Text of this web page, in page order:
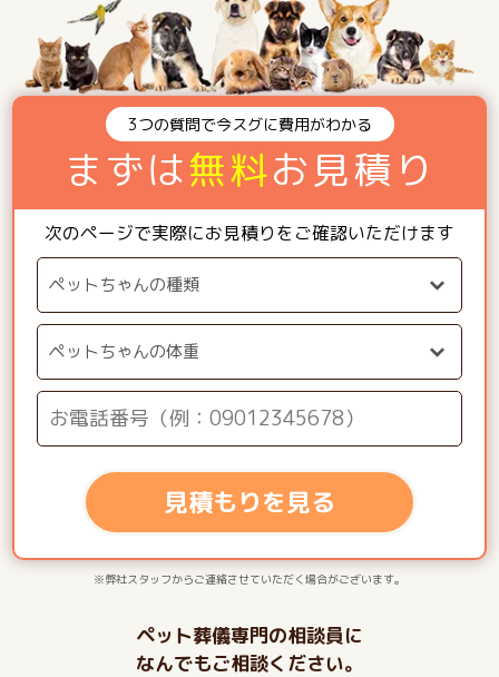
3つの質問で今スグに費用がわかる
まずは無料お見積り
次のページで実際にお見積りをご確認いただけます
見積もりを見る
※弊社スタッフからご連絡させていただく場合がございます。
ペット葬儀専門の相談員に
なんでもご相談ください。